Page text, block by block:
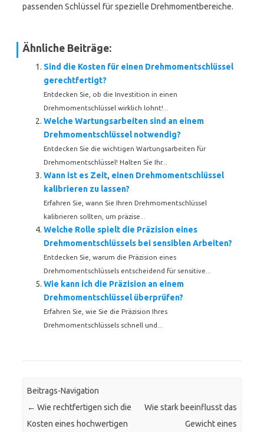
passenden Schlüssel für spezielle Drehmomentbereiche.
Ähnliche Beiträge:
Sind die Kosten für einen Drehmomentschlüssel
gerechtfertigt?
Entdecken Sie, ob die Investition in einen
Drehmomentschlüssel wirklich lohnt!...
Welche Wartungsarbeiten sind an einem
Drehmomentschlüssel notwendig?
Entdecken Sie die wichtigen Wartungsarbeiten für
Drehmomentschlüssel! Halten Sie Ihr...
Wann ist es Zeit, einen Drehmomentschlüssel
kalibrieren zu lassen?
Erfahren Sie, wann Sie Ihren Drehmomentschlüssel
kalibrieren sollten, um präzise...
Welche Rolle spielt die Präzision eines
Drehmomentschlüssels bei sensiblen Arbeiten?
Entdecken Sie, warum die Präzision eines
Drehmomentschlüssels entscheidend für sensitive...
Wie kann ich die Präzision an einem
Drehmomentschlüssel überprüfen?
Erfahren Sie, wie Sie die Präzision Ihres
Drehmomentschlüssels schnell und...
Beitrags-Navigation
← Wie rechtfertigen sich die
Kosten eines hochwertigen
Wie stark beeinflusst das
Gewicht eines